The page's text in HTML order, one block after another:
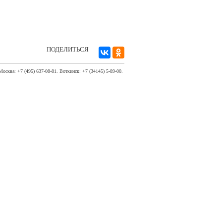
ПОДЕЛИТЬСЯ
+7 (495) 637-08-81. Воткинск: +7 (34145) 5-89-00.